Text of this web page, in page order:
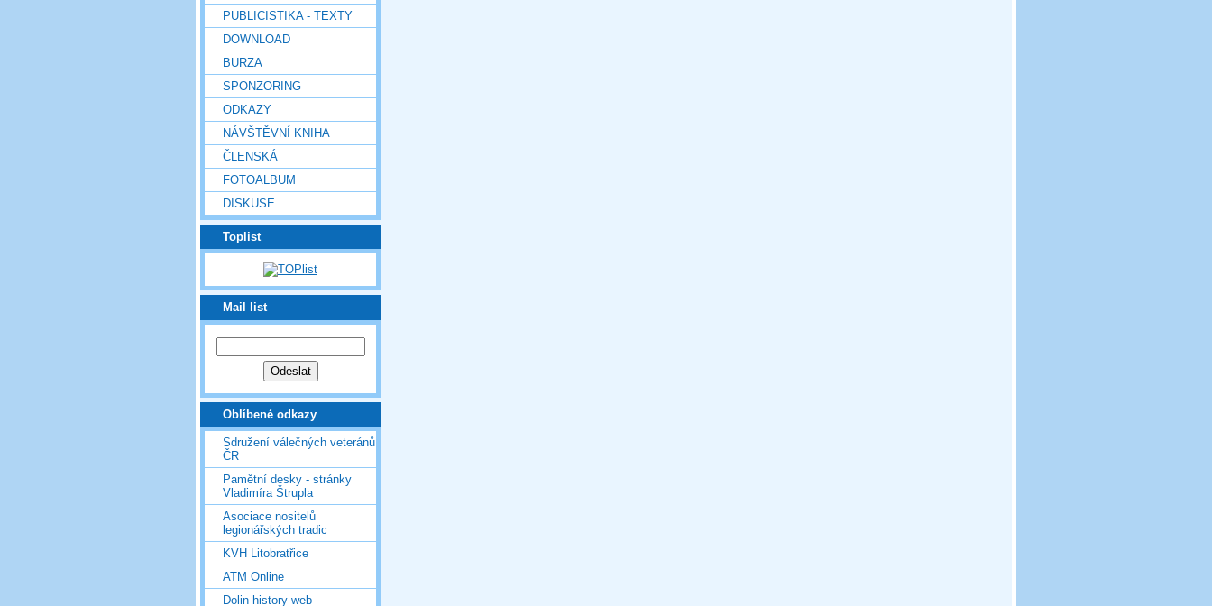
PUBLICISTIKA - TEXTY
DOWNLOAD
BURZA
SPONZORING
ODKAZY
NÁVŠTĚVNÍ KNIHA
ČLENSKÁ
FOTOALBUM
DISKUSE
Toplist
Mail list
Oblíbené odkazy
Sdružení válečných veteránů
ČR
Pamětní desky - stránky
Vladimíra Štrupla
Asociace nositelů
legionářských tradic
KVH Litobratřice
ATM Online
Dolin history web